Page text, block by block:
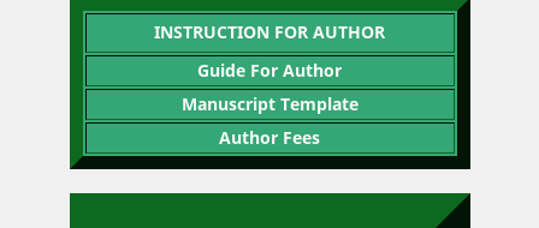
INSTRUCTION FOR AUTHOR
Guide For Author
Manuscript Template
Author Fees